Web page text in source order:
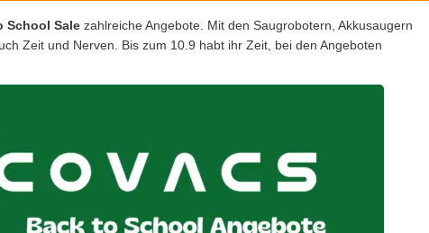
School Sale zahlreiche Angebote. Mit den Saugrobotern, Akkusaugern
Zeit und Nerven. Bis zum 10.9 habt ihr Zeit, bei den Angeboten